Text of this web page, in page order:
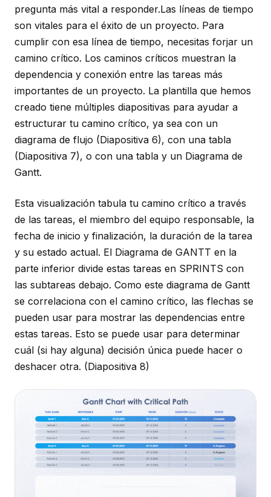
pregunta más vital a responder.Las líneas de tiempo
son vitales para el éxito de un proyecto. Para
cumplir con esa línea de tiempo, necesitas forjar un
camino crítico. Los caminos críticos muestran la
dependencia y conexión entre las tareas más
importantes de un proyecto. La plantilla que hemos
creado tiene múltiples diapositivas para ayudar a
estructurar tu camino crítico, ya sea con un
diagrama de flujo (Diapositiva 6), con una tabla
(Diapositiva 7), o con una tabla y un Diagrama de
Gantt.
Esta visualización tabula tu camino crítico a través
de las tareas, el miembro del equipo responsable, la
fecha de inicio y finalización, la duración de la tarea
y su estado actual. El Diagrama de GANTT en la
parte inferior divide estas tareas en SPRINTS con
las subtareas debajo. Como este diagrama de Gantt
se correlaciona con el camino crítico, las flechas se
pueden usar para mostrar las dependencias entre
estas tareas. Esto se puede usar para determinar
cuál (si hay alguna) decisión única puede hacer o
deshacer otra. (Diapositiva 8)